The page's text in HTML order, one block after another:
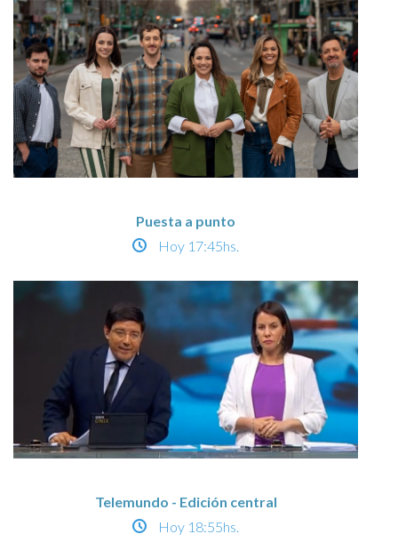
Puesta a punto
Hoy 17:45hs.
Telemundo - Edición central
Hoy 18:55hs.